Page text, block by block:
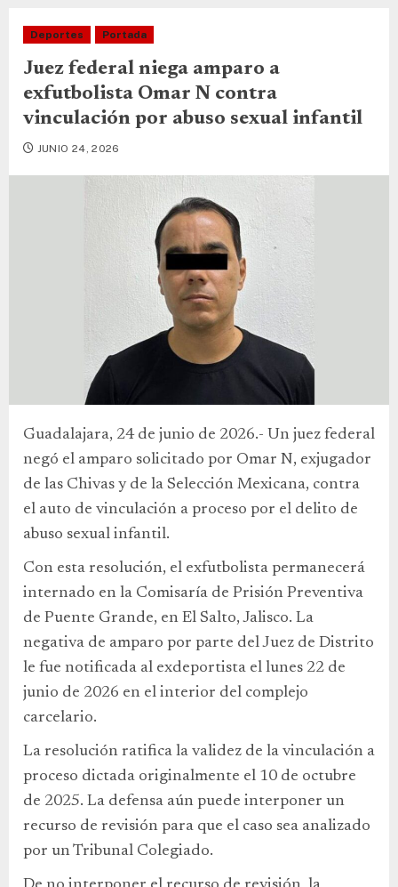
Deportes Portada
Juez federal niega amparo a
exfutbolista Omar N contra
vinculación por abuso sexual infantil
JUNIO 24, 2026
Guadalajara, 24 de junio de 2026.- Un juez federal
negó el amparo solicitado por Omar N, exjugador
de las Chivas y de la Selección Mexicana, contra
el auto de vinculación a proceso por el delito de
abuso sexual infantil.
Con esta resolución, el exfutbolista permanecerá
internado en la Comisaría de Prisión Preventiva
de Puente Grande, en El Salto, Jalisco. La
negativa de amparo por parte del Juez de Distrito
le fue notificada al exdeportista el lunes 22 de
junio de 2026 en el interior del complejo
carcelario.
La resolución ratifica la validez de la vinculación a
proceso dictada originalmente el 10 de octubre
de 2025. La defensa aún puede interponer un
recurso de revisión para que el caso sea analizado
por un Tribunal Colegiado.